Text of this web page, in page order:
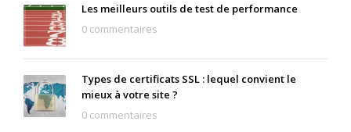
Les meilleurs outils de test de performance
0 commentaires
Types de certificats SSL : lequel convient le
mieux à votre site ?
0 commentaires